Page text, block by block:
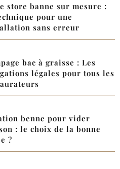
store banne sur mesure :
pour une
sans erreur
bac à graisse : Les
légales pour tous les
benne pour vider
: le choix de la bonne
?